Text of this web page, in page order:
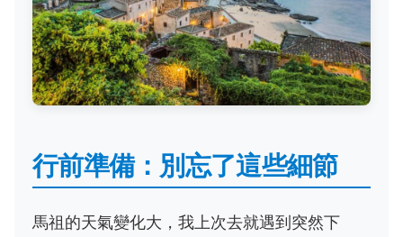
行前準備：別忘了這些細節
馬祖的天氣變化大，我上次去就遇到突然下